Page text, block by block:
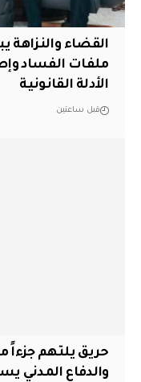
القضاء
ملفات الفساد
الأدلة القانونية
قبل ساعتين
حريق يلتهم جزءاً
والدفاع المدني